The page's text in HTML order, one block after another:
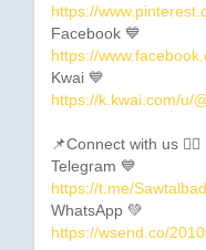
https://
Facebook 💙
https://
Kwai 💙
https://k.kwai.com/u/
📌Connect with us 👇🏼
Telegram 💙
https://t.me/
WhatsApp 💚
https://wsend.co/